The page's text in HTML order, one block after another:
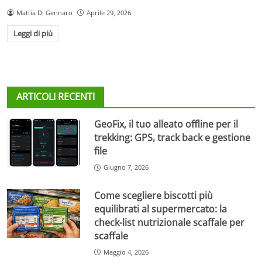
Mattia Di Gennaro Aprile 29, 2026
Leggi di più
ARTICOLI RECENTI
GeoFix, il tuo alleato offline per il
trekking: GPS, track back e gestione
file
Giugno 7, 2026
Come scegliere biscotti più
equilibrati al supermercato: la
check-list nutrizionale scaffale per
scaffale
Maggio 4, 2026